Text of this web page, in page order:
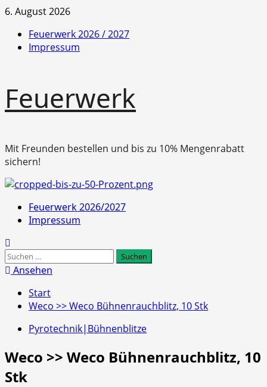
Zum
springen
6. August 2026
Feuerwerk 2026 / 2027
Impressum
Feuerwerk
Mit Freunden bestellen und bis zu 10% Mengenrabatt
sichern!
Primäres
Menü
Feuerwerk 2026/2027
Impressum
Suchen
nach:
Ansehen
Start
Weco >> Weco Bühnenrauchblitz, 10 Stk
Pyrotechnik|Bühnenblitze
Weco >> Weco Bühnenrauchblitz, 10
Stk